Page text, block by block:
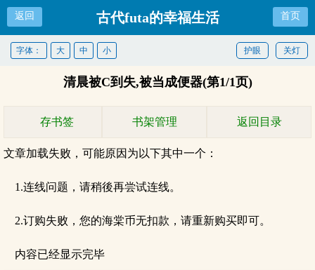
返回 古代futa的幸福生活 首页
关灯
护眼
字体： 大 中 小
清晨被C到失,被当成便器(第1/1页)
存书签 书架管理 返回目录
文章加载失败，可能原因为以下其中一个：
1.连线问题，请稍後再尝试连线。
2.订购失败，您的海棠币无扣款，请重新购买即可。
内容已经显示完毕